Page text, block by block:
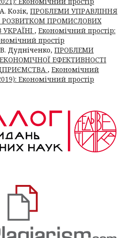
Козік, ПРОБЛЕМИ УПРАВЛІННЯ
ПРОМИСЛОВИХ
, Економічний простір:
простір
Дудніченко, ПРОБЛЕМИ
ЕФЕКТИВНОСТІ
, Економічний
Економічний простір